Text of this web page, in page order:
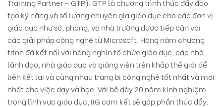
Training Partner – GTP). GTP là chương trình thúc đẩy đào
tạo kỹ năng và số lượng chuyên gia giáo dục cho các đơn vị
giáo dục như sở, phòng, và nhà trường được tiếp cận với
các giải pháp công nghệ từ Microsoft. Hàng năm chương
trình đã kết nối với hàng nghìn tổ chức giáo dục, các nhà
lãnh đạo, nhà giáo dục và giảng viên trên khắp thế giới để
liên kết lại và cùng nhau trang bị công nghệ tốt nhất và mới
nhất cho việc dạy và học. Với bề dày 20 năm kinh nghiệm
trong lĩnh vực giáo dục, IIG cam kết sẽ góp phần thúc đẩy,